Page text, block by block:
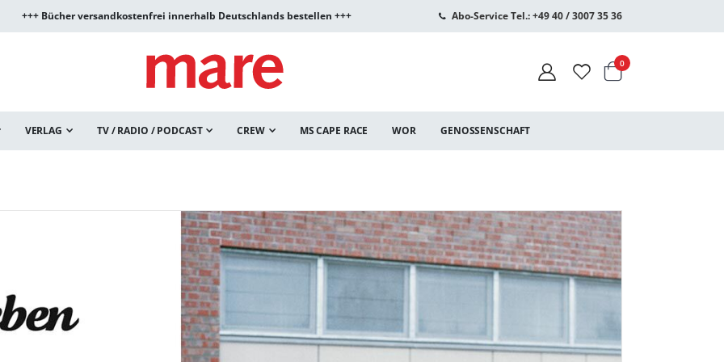
+++ Bücher versandkostenfrei innerhalb Deutschlands bestellen +++ Abo-Service Tel.: +49 40 / 3007 35 36
Warenkorb
0Artikel
VERLAG TV / RADIO / PODCAST CREW MS CAPE RACE WOR GENOSSENSCHAFT